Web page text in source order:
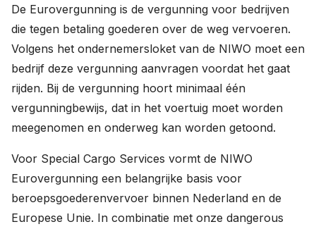
De Eurovergunning is de vergunning voor bedrijven
die tegen betaling goederen over de weg vervoeren.
Volgens het ondernemersloket van de NIWO moet een
bedrijf deze vergunning aanvragen voordat het gaat
rijden. Bij de vergunning hoort minimaal één
vergunningbewijs, dat in het voertuig moet worden
meegenomen en onderweg kan worden getoond.
Voor Special Cargo Services vormt de NIWO
Eurovergunning een belangrijke basis voor
beroepsgoederenvervoer binnen Nederland en de
Europese Unie. In combinatie met onze dangerous